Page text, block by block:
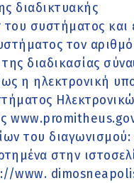
διαδικτυακής
συστήματος και
τον
διαδικασίας
η ηλεκτρονική
του
στην
www.